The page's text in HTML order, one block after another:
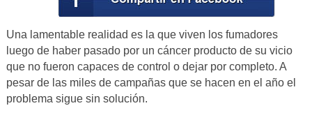
Una lamentable realidad es la que viven los fumadores
luego de haber pasado por un cáncer producto de su vicio
que no fueron capaces de control o dejar por completo. A
pesar de las miles de campañas que se hacen en el año el
problema sigue sin solución.